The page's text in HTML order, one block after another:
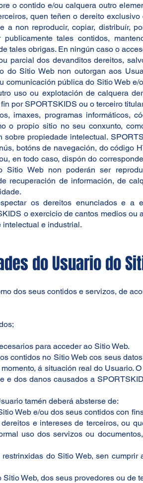
o contido e/ou calquera outro
quen teñen o dereito
a non reproducir, copiar, distribuír,
tales contidos,
tales obrigas. En ningún caso o
parcial dos devanditos dereitos,
do Sitio Web non outorgan aos
comunicación pública do Sitio Web
uso ou explotación de calquera
por SPORTSKIDS ou o terceiro
imaxes, programas informáticos,
o propio sitio no seu conxunto,
propiedade intelectual.
botóns de navegación, do código
en todo caso, dispón do
Sitio Web non poderán ser
recuperación de información, de
os dereitos enunciados e a
o exercicio de cantos medios ou
e industrial.
do Usuario do
dos seus contidos e servizos, de
para acceder ao Sitio Web.
contidos no Sitio Web cos seus
á situación real do Usuario.
e dos danos causados a
tamén deberá absterse de:
Web e/ou dos seus contidos con
e intereses de terceiros, ou
uso dos servizos ou
do Sitio Web, sen
Web, dos seus provedores ou de